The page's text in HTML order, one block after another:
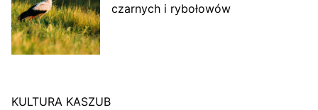
czarnych i rybołowów
KULTURA KASZUB